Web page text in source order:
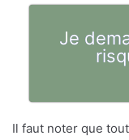
Je
Il faut noter que